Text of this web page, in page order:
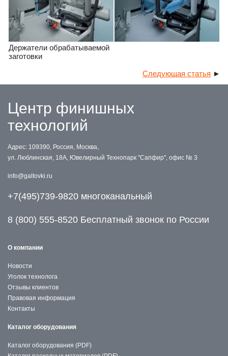
Держатели обрабатываемой
заготовки
Следующая статья ►
Центр финишных
технологий
Адрес: 109390, Россия, Москва,
ул. Люблинская, 18А, Ювелирный Технопарк "Сапфир", офис № 3
info@galtovki.ru
+7(495)739-9820 многоканальный
8 (800) 555-8520 Бесплатный звонок по России
О компании
Новости
Уголок технолога
Отзывы клиентов
Правовая информация
Контакты
Каталог оборудования
Каталог оборудования (PDF)